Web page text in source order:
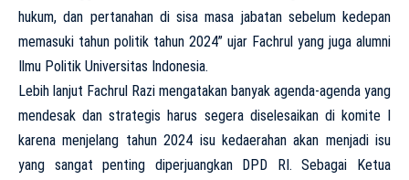
hukum, dan pertanahan di sisa masa jabatan sebelum kedepan
memasuki tahun politik tahun 2024” ujar Fachrul yang juga alumni
Ilmu Politik Universitas Indonesia.
Lebih lanjut Fachrul Razi mengatakan banyak agenda-agenda yang
mendesak dan strategis harus segera diselesaikan di komite I
karena menjelang tahun 2024 isu kedaerahan akan menjadi isu
yang sangat penting diperjuangkan DPD RI. Sebagai Ketua